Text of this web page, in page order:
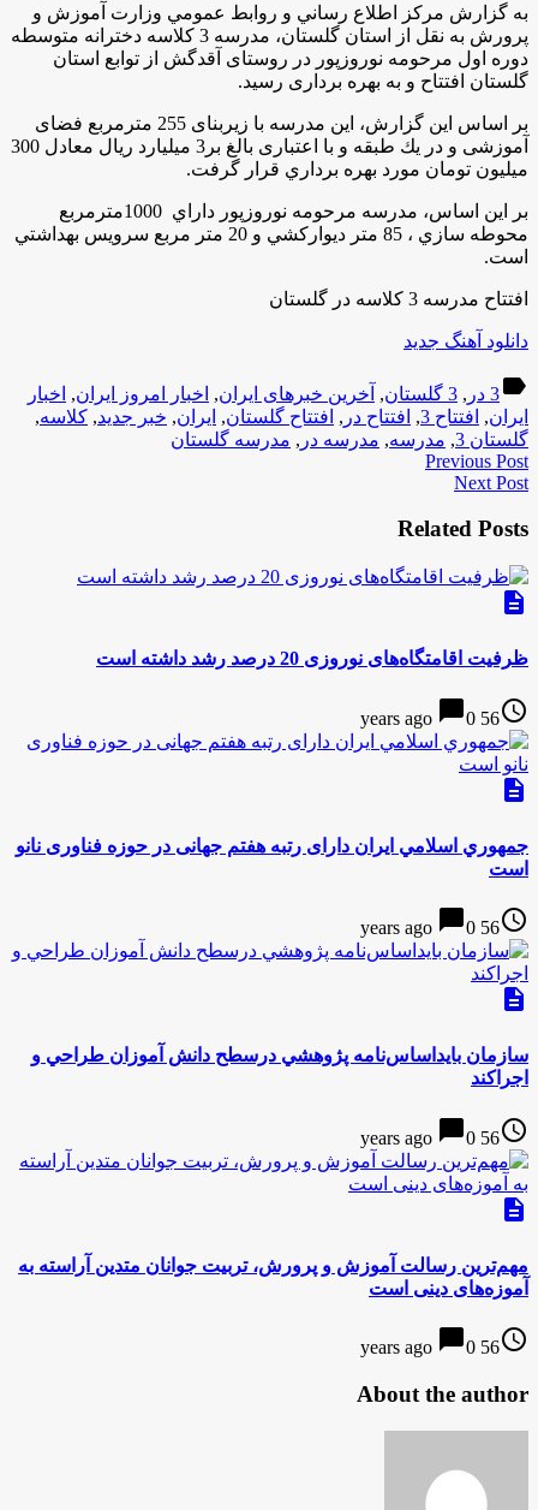
به گزارش مركز اطلاع رساني و روابط عمومي وزارت آموزش و
پرورش به نقل از استان گلستان، مدرسه 3 کلاسه دخترانه متوسطه
دوره اول مرحومه نوروزپور در روستای آقدگش از توابع استان
گلستان افتتاح و به بهره برداری رسید.
بر اساس اين گزارش، اين مدرسه با زیربنای 255 مترمربع فضای
آموزشی و در يك طبقه و با اعتباری بالغ بر3 میلیارد ريال معادل 300
ميليون تومان مورد بهره برداري قرار گرفت.
بر اين اساس، مدرسه مرحومه نوروزپور داراي 1000مترمربع
محوطه سازي ، 85 متر ديواركشي و 20 متر مربع سرويس بهداشتي
است.
افتتاح مدرسه 3 كلاسه در گلستان
دانلود آهنگ جدید
label3 در , 3 گلستان , آخرین خبرهای ایران, اخبار امروز ایران, اخبار
ایران, افتتاح 3 , افتتاح در , افتتاح گلستان, ایران, خبر جدید, كلاسه,
گلستان 3
, مدرسه, مدرسه در , مدرسه گلستان
Previous Post
Next Post
Related Posts
description
ظرفیت اقامتگاه‌های نوروزی 20 درصد رشد داشته است
access_time
56 years ago
chat_bubble0
description
جمهوري اسلامي ایران دارای رتبه هفتم جهانی در حوزه فناوری نانو
است
access_time
56 years ago
chat_bubble0
description
سازمان بايداساس‌نامه پژوهشي درسطح دانش آموزان طراحي و
اجراكند
access_time
56 years ago
chat_bubble0
description
مهم‌ترین رسالت آموزش و پرورش، تربیت جوانان متدین آراسته به
آموزه‌های دینی است
access_time
56 years ago
chat_bubble0
About the author